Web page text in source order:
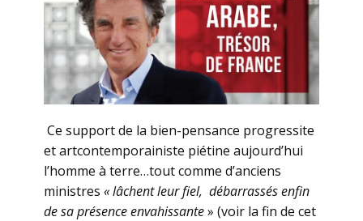
Ce support de la bien-pensance progressite
et artcontemporainiste piétine aujourd’hui
l’homme à terre…tout comme d’anciens
ministres « lâchent leur fiel, débarrassés enfin
de sa présence envahissante» (voir la fin de cet